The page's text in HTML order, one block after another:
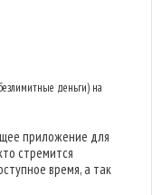
деньги) на
приложение для
стремится
время, а так